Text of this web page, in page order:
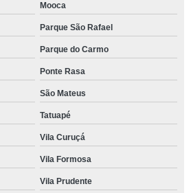
Mooca
Parque São Rafael
Parque do Carmo
Ponte Rasa
São Mateus
Tatuapé
Vila Curuçá
Vila Formosa
Vila Prudente